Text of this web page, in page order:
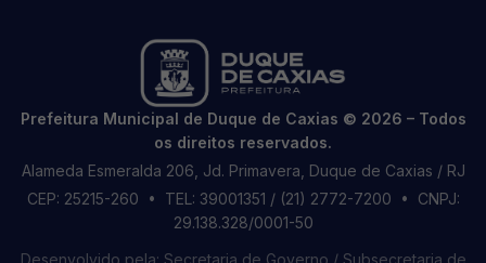
Prefeitura Municipal de Duque de Caxias © 2026 – Todos
os direitos reservados.
Alameda Esmeralda 206, Jd. Primavera, Duque de Caxias / RJ
CEP: 25215-260 • TEL: 39001351 / (21) 2772-7200 • CNPJ:
29.138.328/0001-50
Desenvolvido pela: Secretaria de Governo / Subsecretaria de